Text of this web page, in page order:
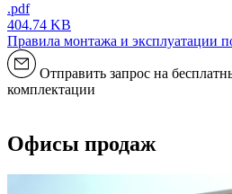
.pdf
404.74 KB
Правила монтажа и эксплуатации
Отправить запрос на
комплектации
Офисы продаж